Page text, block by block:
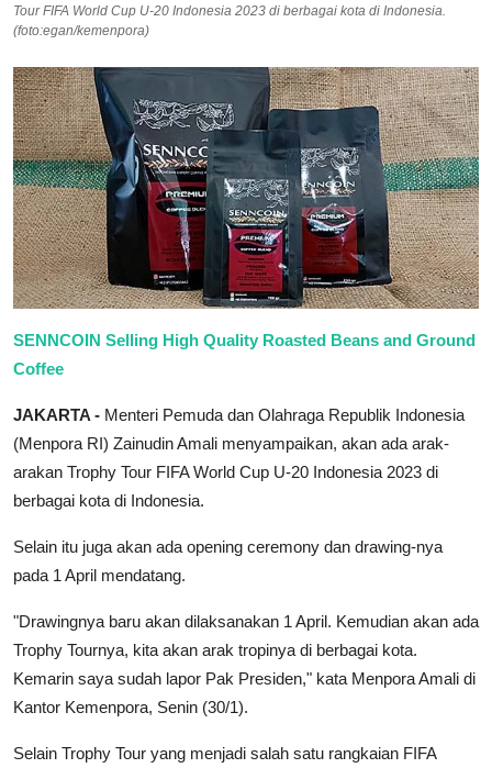
Tour FIFA World Cup U-20 Indonesia 2023 di berbagai kota di Indonesia.
(foto:egan/kemenpora)
SENNCOIN Selling High Quality Roasted Beans and Ground
Coffee
JAKARTA - Menteri Pemuda dan Olahraga Republik Indonesia
(Menpora RI) Zainudin Amali menyampaikan, akan ada arak-
arakan Trophy Tour FIFA World Cup U-20 Indonesia 2023 di
berbagai kota di Indonesia.
Selain itu juga akan ada opening ceremony dan drawing-nya
pada 1 April mendatang.
"Drawingnya baru akan dilaksanakan 1 April. Kemudian akan ada
Trophy Tournya, kita akan arak tropinya di berbagai kota.
Kemarin saya sudah lapor Pak Presiden," kata Menpora Amali di
Kantor Kemenpora, Senin (30/1).
Selain Trophy Tour yang menjadi salah satu rangkaian FIFA